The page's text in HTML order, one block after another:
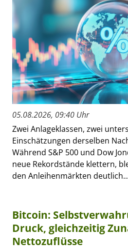
05.08.2026, 09:40 Uhr
Zwei Anlageklassen, zwei
Einschätzungen derselben
Während S&P 500 und Dow
neue Rekordstände klettern,
den Anleihenmärkten deutlich...
Bitcoin:
Druck, gleichzeitig
Nettozuflüsse